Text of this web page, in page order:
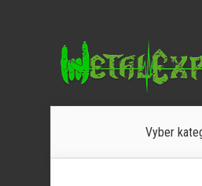
Vyber